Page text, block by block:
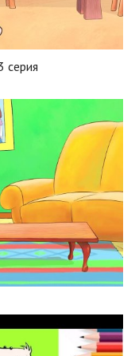
серия